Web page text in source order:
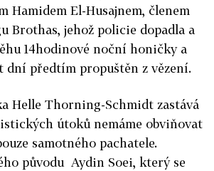
Hamidem El-Husajnem, členem
Brothas, jehož policie dopadla a
14hodinové noční honičky a
předtím propuštěn z vězení.
Helle Thorning-Schmidt zastává
útoků nemáme obviňovat
samotného pachatele.
původu Aydin Soei, který se